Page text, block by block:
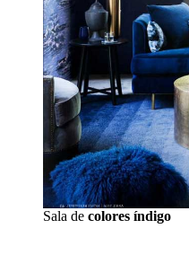
Sala de colores índigo